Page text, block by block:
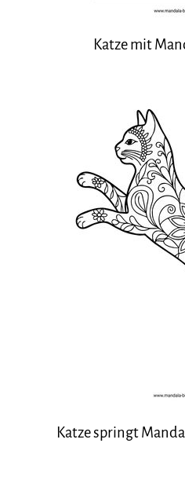
Katze mit
Katze springt